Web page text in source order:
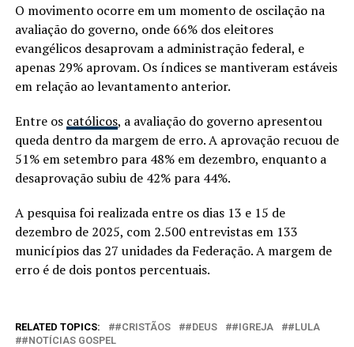
O movimento ocorre em um momento de oscilação na
avaliação do governo, onde 66% dos eleitores
evangélicos desaprovam a administração federal, e
apenas 29% aprovam. Os índices se mantiveram estáveis
em relação ao levantamento anterior.
Entre os católicos, a avaliação do governo apresentou
queda dentro da margem de erro. A aprovação recuou de
51% em setembro para 48% em dezembro, enquanto a
desaprovação subiu de 42% para 44%.
A pesquisa foi realizada entre os dias 13 e 15 de
dezembro de 2025, com 2.500 entrevistas em 133
municípios das 27 unidades da Federação. A margem de
erro é de dois pontos percentuais.
RELATED TOPICS: #CRISTÃOS #DEUS #IGREJA
#LULA
#NOTÍCIAS GOSPEL